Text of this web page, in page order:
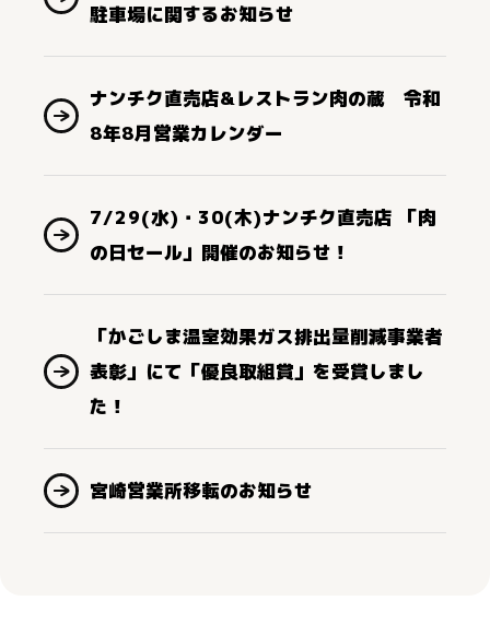
駐車場に関するお知らせ
ナンチク直売店&レストラン肉の蔵 令和
8年8月営業カレンダー
7/29(水)・30(木)ナンチク直売店 「肉
の日セール」開催のお知らせ！
「かごしま温室効果ガス排出量削減事業者
表彰」にて「優良取組賞」を受賞しまし
た！
宮崎営業所移転のお知らせ